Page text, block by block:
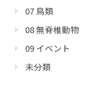
07 鳥類
08 無脊椎動物
09 イベント
未分類